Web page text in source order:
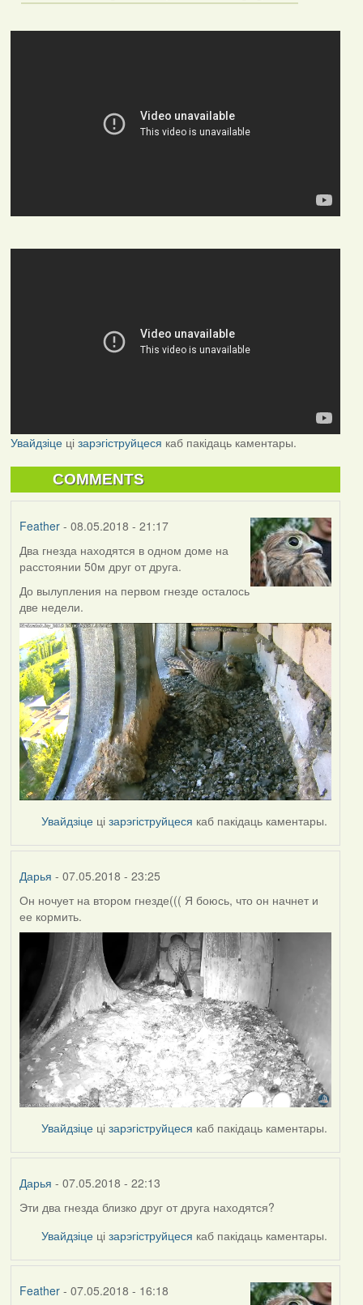
Увайдзіцеці зарэгіструйцеся каб пакідаць каментары.
COMMENTS
Feather- 08.05.2018 - 21:17
Два гнезда находятся в одном доме на
расстоянии 50м друг от друга.
До вылупления на первом гнезде осталось
две недели.
Увайдзіце цізарэгіструйцеся каб пакідаць каментары.
Дарья - 07.05.2018 - 23:25
Он ночует на втором гнезде((( Я боюсь, что он начнет и
ее кормить.
Увайдзіце цізарэгіструйцеся каб пакідаць каментары.
Дарья - 07.05.2018 - 22:13
Эти два гнезда близко друг от друга находятся?
Увайдзіце цізарэгіструйцеся каб пакідаць каментары.
Feather- 07.05.2018 - 16:18